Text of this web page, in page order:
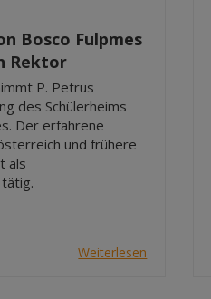
Bosco Fulpmes
Rektor
P. Petrus
des Schülerheims
Der erfahrene
und frühere
als
Weiterlesen